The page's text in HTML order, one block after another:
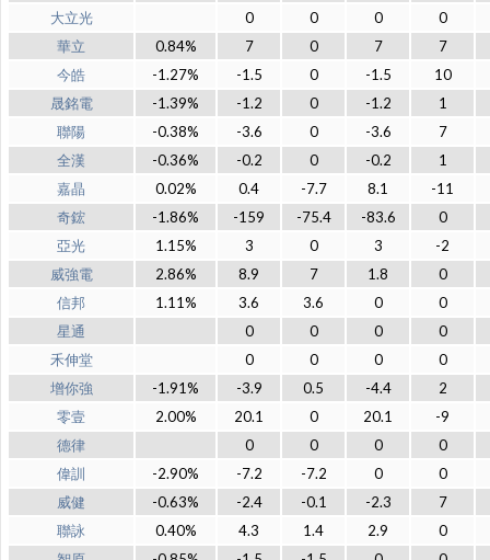
大立光
0 0 0
0
華立
0.84% 7 0 7
7
今皓
-1.27% -1.5 0 -1.5
10
晟銘電
-1.39% -1.2 0 -1.2
1
聯陽
-0.38% -3.6 0 -3.6
7
全漢
-0.36% -0.2 0 -0.2
1
嘉晶
0.02% 0.4 -7.7 8.1
-11
奇鋐
-1.86% -159 -75.4 -83.6
0
亞光
1.15% 3 0 3
-2
威強電
2.86% 8.9 7 1.8
0
信邦
1.11% 3.6 3.6 0
0
星通
0 0 0
0
禾伸堂
0 0 0
0
增你強
-1.91% -3.9 0.5 -4.4
2
零壹
2.00% 20.1 0 20.1
-9
德律
0 0 0
0
偉訓
-2.90% -7.2 -7.2 0
0
威健
-0.63% -2.4 -0.1 -2.3
7
聯詠
0.40% 4.3 1.4 2.9
0